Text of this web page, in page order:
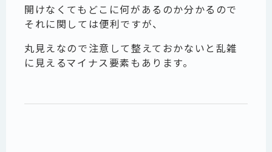
開けなくてもどこに何があるのか分かるので
それに関しては便利ですが、
丸見えなので注意して整えておかないと乱雑
に見えるマイナス要素もあります。